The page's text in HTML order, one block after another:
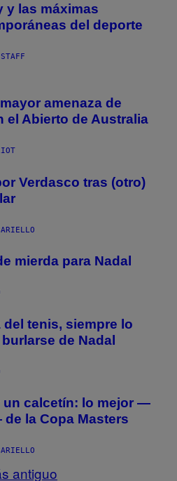
y las máximas
del deporte
amenaza de
el Abierto de Australia
Verdasco tras (otro)
mierda para Nadal
tenis, siempre lo
de Nadal
un calcetín: lo mejor —
la Copa Masters
antiguo